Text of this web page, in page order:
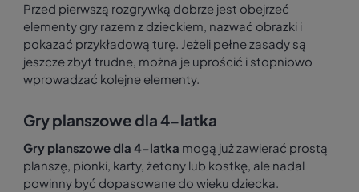
Przed pierwszą rozgrywką dobrze jest obejrzeć
elementy gry razem z dzieckiem, nazwać obrazki i
pokazać przykładową turę. Jeżeli pełne zasady są
jeszcze zbyt trudne, można je uprościć i stopniowo
wprowadzać kolejne elementy.
Gry planszowe dla 4-latka
Gry planszowe dla 4-latka mogą już zawierać prostą
planszę, pionki, karty, żetony lub kostkę, ale nadal
powinny być dopasowane do wieku dziecka.